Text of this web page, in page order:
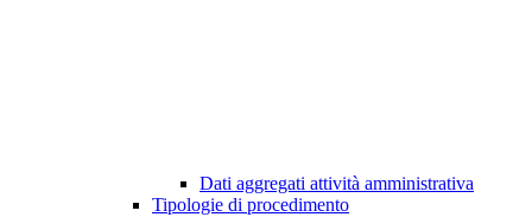
Dati aggregati attività amministrativa
Tipologie di procedimento